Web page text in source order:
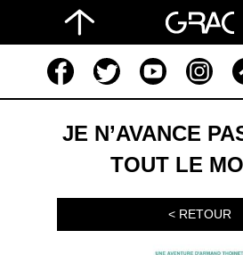
JE N’AVANCE
TOUT LE
< RETOUR